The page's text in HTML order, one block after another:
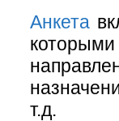
Анкета
т.д.